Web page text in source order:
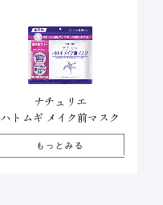
ナチュリエ
ハトムギ メイク前マスク
もっとみる